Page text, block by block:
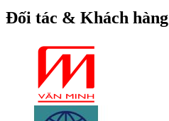
Đối tác & Khách hàng